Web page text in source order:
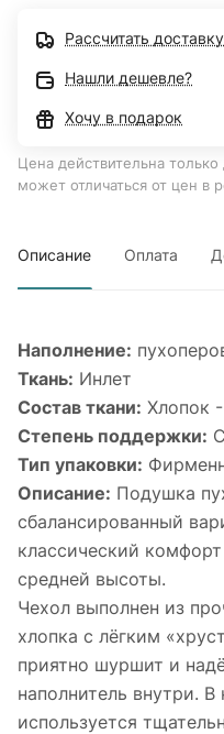
Рассчитать доставку
Нашли дешевле?
Хочу в подарок
Цена действительна
может отличаться от цен в
Описание Оплата
Наполнение:
Ткань: Инлет
Состав ткани: Хлопок -
Степень поддержки:
Тип упаковки:
Описание: Подушка
сбалансированный
классический
средней высоты.
Чехол выполнен из
хлопка с лёгким
приятно шуршит и
наполнитель внутри. В
используется